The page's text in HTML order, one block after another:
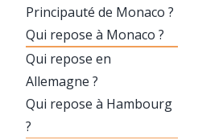
Principauté de Monaco ?
Qui repose à Monaco ?
Qui repose en
Allemagne ?
Qui repose à Hambourg
?